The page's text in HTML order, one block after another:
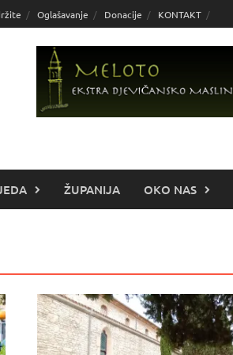
Oglašavanje Donacije KONTAKT
ŽUPANIJA OKO NAS